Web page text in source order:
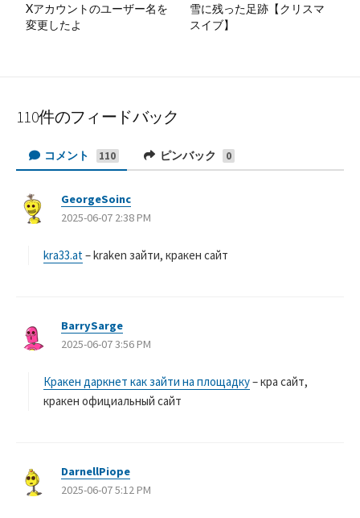
Xアカウントのユーザー名を
変更したよ
雪に残った足跡【クリスマ
スイブ】
110件のフィードバック
コメント 110 ピンバック 0
GeorgeSoinc
り
2025-06-07 2:38 PM
kra33.at – kraken зайти, кракен сайт
BarrySarge
り
2025-06-07 3:56 PM
Кракен даркнет как зайти на площадку– кра сайт,
кракен официальный сайт
DarnellPiope
り
2025-06-07 5:12 PM